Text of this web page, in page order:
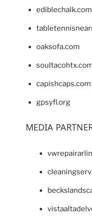
ediblechalk.com
oaksofa.com
capishcaps.com
gpsyfl.org
MEDIA